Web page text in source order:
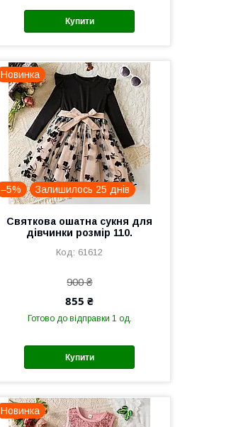
Купити
Новинка
–5% Залишилось 25 днів
Святкова ошатна сукня для
дівчинки розмір 110.
61612
900 ₴
855 ₴
Готово до відправки 1 од.
Купити
Новинка